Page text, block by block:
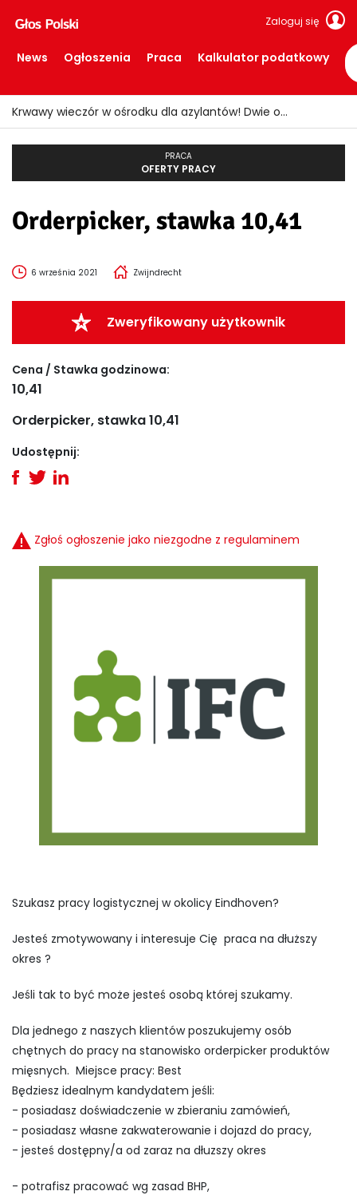
Zaloguj się
News Ogłoszenia Praca Kalkulator podatkowy
Krwawy wieczór w ośrodku dla azylantów! Dwie osoby ranne po ataku nożem
PRACA
OFERTY PRACY
Orderpicker, stawka 10,41
6 września 2021 Zwijndrecht
Zweryfikowany użytkownik
Cena / Stawka godzinowa:
10,41
Orderpicker, stawka 10,41
Udostępnij:
Zgłoś ogłoszenie jako niezgodne z regulaminem
Szukasz pracy logistycznej w okolicy Eindhoven?
Jesteś zmotywowany i interesuje Cię praca na dłuższy
okres ?
Jeśli tak to być może jesteś osobą której szukamy.
Dla jednego z naszych klientów poszukujemy osób
chętnych do pracy na stanowisko orderpicker produktów
mięsnych. Miejsce pracy: Best
Będziesz idealnym kandydatem jeśli:
- posiadasz doświadczenie w zbieraniu zamówień,
- posiadasz własne zakwaterowanie i dojazd do pracy,
- jesteś dostępny/a od zaraz na dłuzszy okres
- potrafisz pracować wg zasad BHP,